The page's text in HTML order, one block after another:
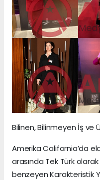
Bilinen, Bilinmeyen İş ve
Amerika California’da
arasında Tek Türk
benzeyen Karakteristik